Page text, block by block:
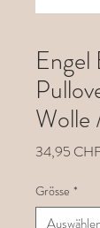
Wolle
34,95
Grösse *